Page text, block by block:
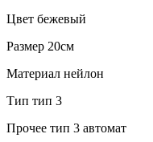
Цвет бежевый
Размер 20см
Материал нейлон
Тип тип 3
Прочее тип 3 автомат